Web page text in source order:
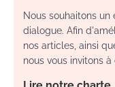
Nous souhaitons
dialogue. Afin
nos articles, ainsi
nous vous invitons